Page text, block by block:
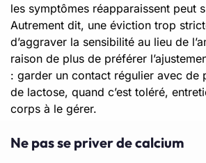
les symptômes réapparaissent peut
Autrement dit, une éviction trop
d’aggraver la sensibilité au lieu de
raison de plus de préférer
: garder un contact régulier avec de
de lactose, quand c’est toléré,
corps à le gérer.
Ne pas se priver de calcium